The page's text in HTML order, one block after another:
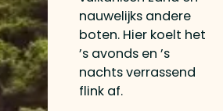
nauwelijks andere
boten. Hier koelt het
’s avonds en ’s
nachts verrassend
flink af.